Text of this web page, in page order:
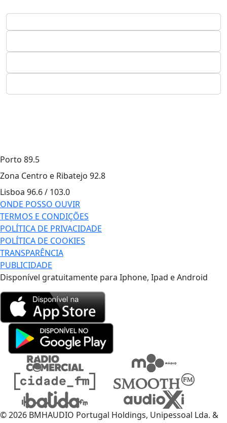
Porto 89.5
Zona Centro e Ribatejo 92.8
Lisboa 96.6 / 103.0
ONDE POSSO OUVIR
TERMOS E CONDIÇÕES
POLÍTICA DE PRIVACIDADE
POLÍTICA DE COOKIES
TRANSPARÊNCIA
PUBLICIDADE
Disponível gratuitamente para Iphone, Ipad e Android
© 2026 BMHAUDIO Portugal Holdings, Unipessoal Lda. &